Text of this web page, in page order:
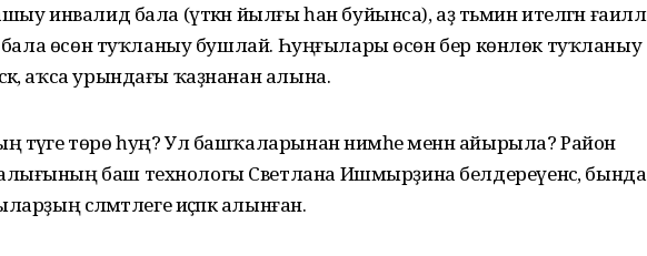
инвалид бала (үткән йылғы һан буйынса), аҙ тәьмин ителгән ғаиләлә
бала өсөн туҡланыу бушлай. Һуңғылары өсөн бер көнлөк туҡланыу
аҡса урындағы ҡаҙнанан алына.
тәүге төрө һуң? Ул башҡаларынан нимәһе менән айырыла? Район
баш технологы Светлана Ишмырҙина белдереүенсә, бында
сәләмәтлеге иҫәпкә алынған.